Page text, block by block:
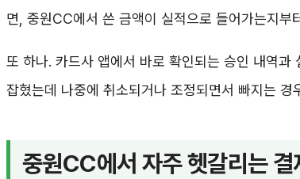
면, 중원CC에서 쓴 금액이 실적으로 들어가는지부
또 하나. 카드사 앱에서 바로 확인되는 승인 내역
잡혔는데 나중에 취소되거나 조정되면서 빠지는
중원CC에서 자주 헷갈리는 결